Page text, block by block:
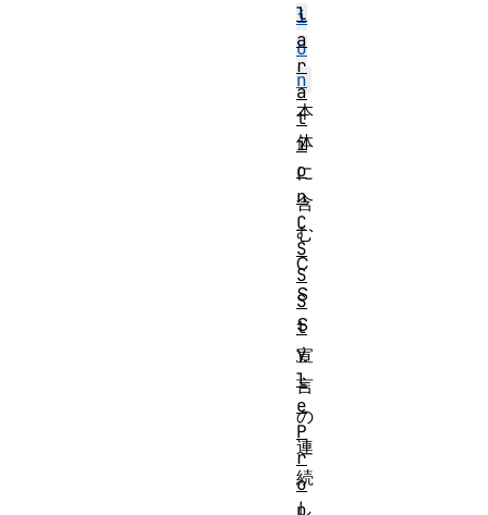
i
o
n
本
体
に
含
む
C
S
S
宣
言
の
連
続
し
l
a
r
a
t
i
o
n
C
S
S
S
t
y
l
e
P
r
o
p